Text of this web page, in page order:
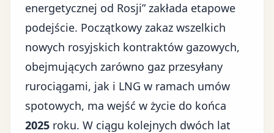
energetycznej od Rosji” zakłada etapowe
podejście. Początkowy zakaz wszelkich
nowych rosyjskich kontraktów gazowych,
obejmujących zarówno gaz przesyłany
rurociągami, jak i LNG w ramach umów
spotowych, ma wejść w życie do końca
2025 roku. W ciągu kolejnych dwóch lat